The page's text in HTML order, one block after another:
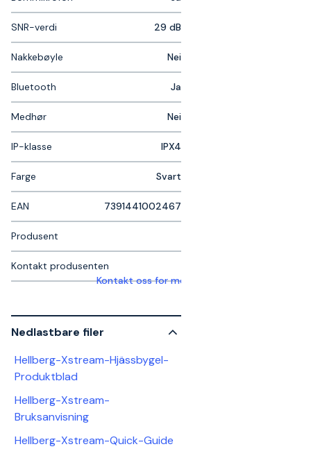
SNR-verdi 29 dB
Nakkebøyle Nei
Bluetooth Ja
Medhør Nei
IP-klasse IPX4
Farge Svart
EAN 7391441002467
Produsent
Kontakt produsenten
Kontakt oss for mer informasjon
Nedlastbare filer
Hellberg-Xstream-Hjässbygel-
Produktblad
Hellberg-Xstream-
Bruksanvisning
Hellberg-Xstream-Quick-Guide